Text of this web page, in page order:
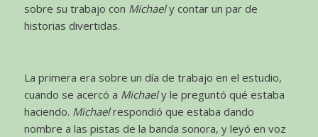
sobre su trabajo con Michaely contar un par de
historias divertidas.
La primera era sobre un día de trabajo en el estudio,
cuando se acercó a Michaely le preguntó qué estaba
haciendo. Michaelrespondió que estaba dando
nombre a las pistas de la banda sonora, y leyó en voz